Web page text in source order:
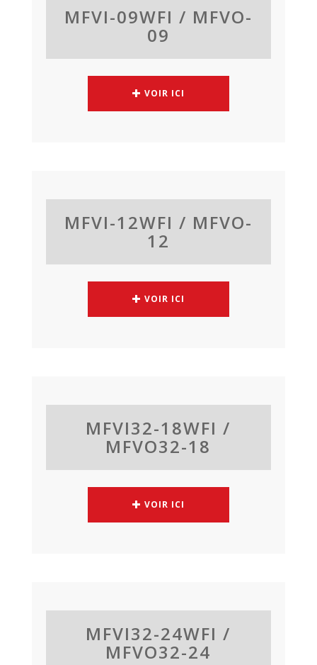
MFVI-09WFI / MFVO-
09
VOIR ICI
MFVI-12WFI / MFVO-
12
VOIR ICI
MFVI32-18WFI /
MFVO32-18
VOIR ICI
MFVI32-24WFI /
MFVO32-24